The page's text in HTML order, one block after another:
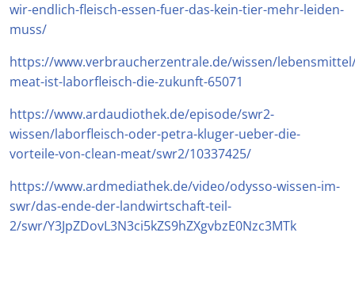
wir-endlich-fleisch-essen-fuer-das-kein-tier-mehr-leiden-
muss/
https://www.verbraucherzentrale.de/wissen/
meat-ist-laborfleisch-die-zukunft-65071
https://www.ardaudiothek.de/episode/swr2-
wissen/laborfleisch-oder-petra-kluger-ueber-die-
vorteile-von-clean-meat/swr2/10337425/
https://www.ardmediathek.de/video/odysso-wissen-im-
swr/das-ende-der-landwirtschaft-teil-
2/swr/Y3JpZDovL3N3ci5kZS9hZXgvbzE0Nzc3MTk